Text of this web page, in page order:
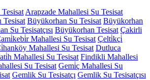
Arapzade Mahallesi Su Tesisat
Tesisat Büyükorhan Su Tesisat Büyükorhan
Su Tesisatçısı Büyükorhan Tesisat Çakirli
Mahallesi Su Tesisat Çelti̇kçi̇
Mahallesi Su Tesisat Dutluca
Mahallesi Su Tesisat Findikli Mahallesi
Su Tesisat Gemi̇ç Mahallesi Su
Gemlik Su Tesisatçı Gemlik Su Tesisatçısı